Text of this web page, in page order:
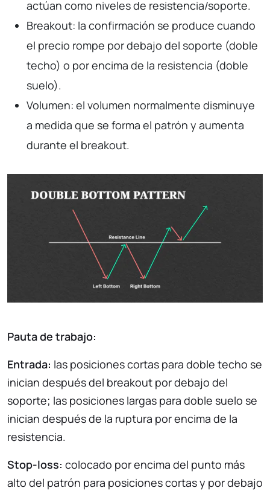
actúan como niveles de resistencia/soporte.
Breakout: la confirmación se produce cuando
el precio rompe por debajo del soporte (doble
techo) o por encima de la resistencia (doble
suelo).
Volumen: el volumen normalmente disminuye
a medida que se forma el patrón y aumenta
durante el breakout.
Pauta de trabajo:
Entrada: las posiciones cortas para doble techo se
inician después del breakout por debajo del
soporte; las posiciones largas para doble suelo se
inician después de la ruptura por encima de la
resistencia.
Stop-loss: colocado por encima del punto más
alto del patrón para posiciones cortas y por debajo